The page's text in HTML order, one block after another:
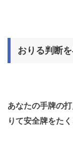
おりる判断
あなたの手牌の
りて安全牌をた